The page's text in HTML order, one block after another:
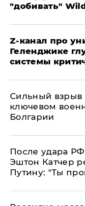
"добивать"
Z-канал про
Геленджике
системы
Сильный
ключевом
Болгарии
После удара
Эштон Катчер
Путину: "Ты